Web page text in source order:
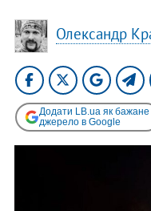
Олександр
Додати LB.ua як бажане
джерело в Google